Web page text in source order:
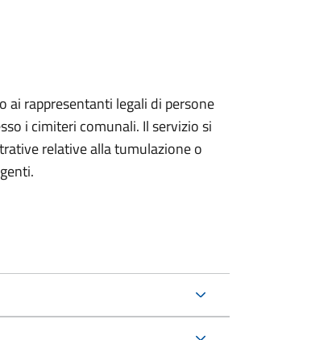
ai rappresentanti legali di persone
i cimiteri comunali. Il servizio si
relative alla tumulazione o